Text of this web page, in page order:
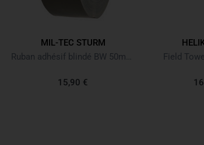
MIL-TEC STURM
15,90 €
Field